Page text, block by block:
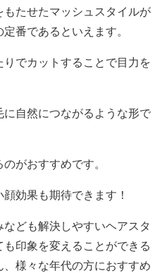
たせたマッシュスタイルが
番であるといえます。
でカットすることで目力を
自然につながるような形で
がおすすめです。
効果も期待できます！
ども解決しやすいヘアスタ
印象を変えることができる
様々な年代の方におすすめ